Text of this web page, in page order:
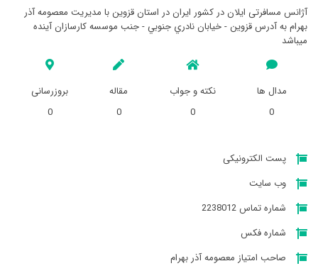
آژانس مسافرتی ايلان در کشور ایران در استان قزوين با مدیریت معصومه آذر
بهرام به آدرس قزوين - خيابان نادري جنوبي - جنب موسسه كارسازان آينده
میباشد
مدال ها
0
نکته و جواب
0
مقاله
0
بروزرسانی
0
پست الکترونیکی
وب سایت
شماره تماس 2238012
شماره فکس
صاحب امتیاز معصومه آذر بهرام